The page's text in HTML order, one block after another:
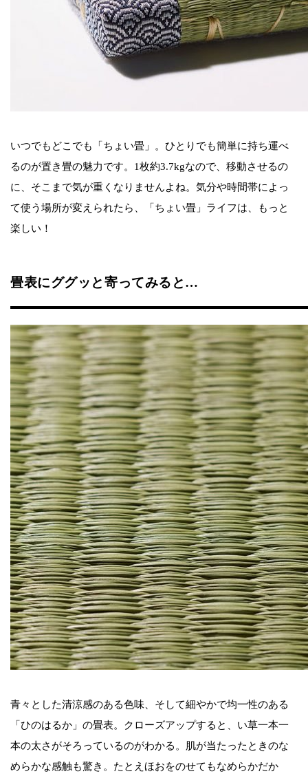
いつでもどこでも「ちょい畳」。ひとりでも簡単に持ち運べ
るのが置き畳の魅力です。1枚約3.7kgなので、移動させるの
に、そこまで気が重くなりませんよね。気分や時間帯によっ
て使う場所が変えられたら、「ちょい畳」ライフは、もっと
楽しい！
畳表にググッと寄ってみると…
青々とした清涼感のある色味、そして細やかで均一性のある
「ひのはるか」の畳表。クローズアップすると、い草一本一
本の太さがそろっているのがわかる。肌が当たったときのな
めらかな感触も驚き。たとえほおをのせてもなめらかだか